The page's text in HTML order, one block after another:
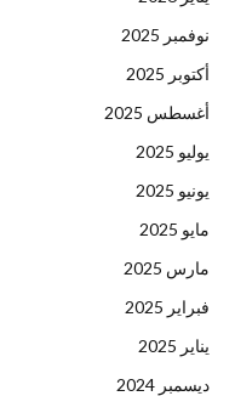
نوفمبر 2025
أكتوبر 2025
أغسطس 2025
يوليو 2025
يونيو 2025
مايو 2025
مارس 2025
فبراير 2025
يناير 2025
ديسمبر 2024